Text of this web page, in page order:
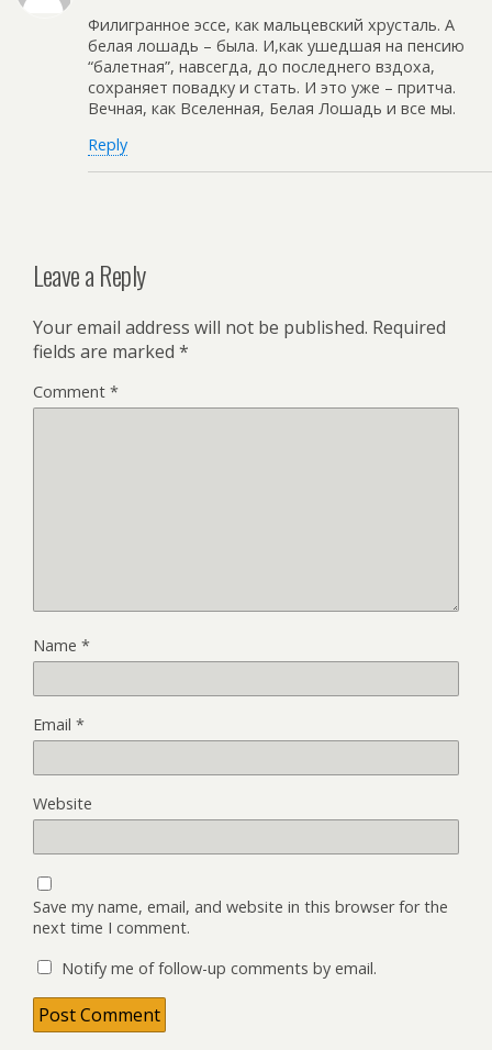
Филигранное эссе, как мальцевский хрусталь. А
белая лошадь – была. И,как ушедшая на пенсию
“балетная”, навсегда, до последнего вздоха,
сохраняет повадку и стать. И это уже – притча.
Вечная, как Вселенная, Белая Лошадь и все мы.
Reply
Leave a Reply
Your email address will not be published. Required
fields are marked *
Comment *
Name *
Email *
Website
Save my name, email, and website in this browser for the
next time I comment.
Notify me of follow-up comments by email.